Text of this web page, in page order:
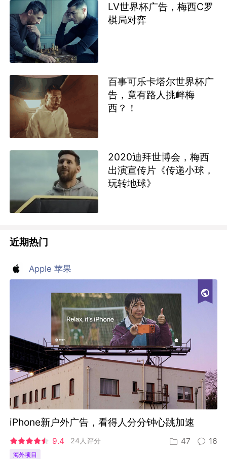
LV世界杯广告，梅西C罗
棋局对弈
百事可乐卡塔尔世界杯广
告，竟有路人挑衅梅
西？！
2020迪拜世博会，梅西
出演宣传片《传递小球，
玩转地球》
近期热门
Apple 苹果
iPhone新户外广告，看得人分分钟心跳加速
9.4 24人评分 47 16
海外项目